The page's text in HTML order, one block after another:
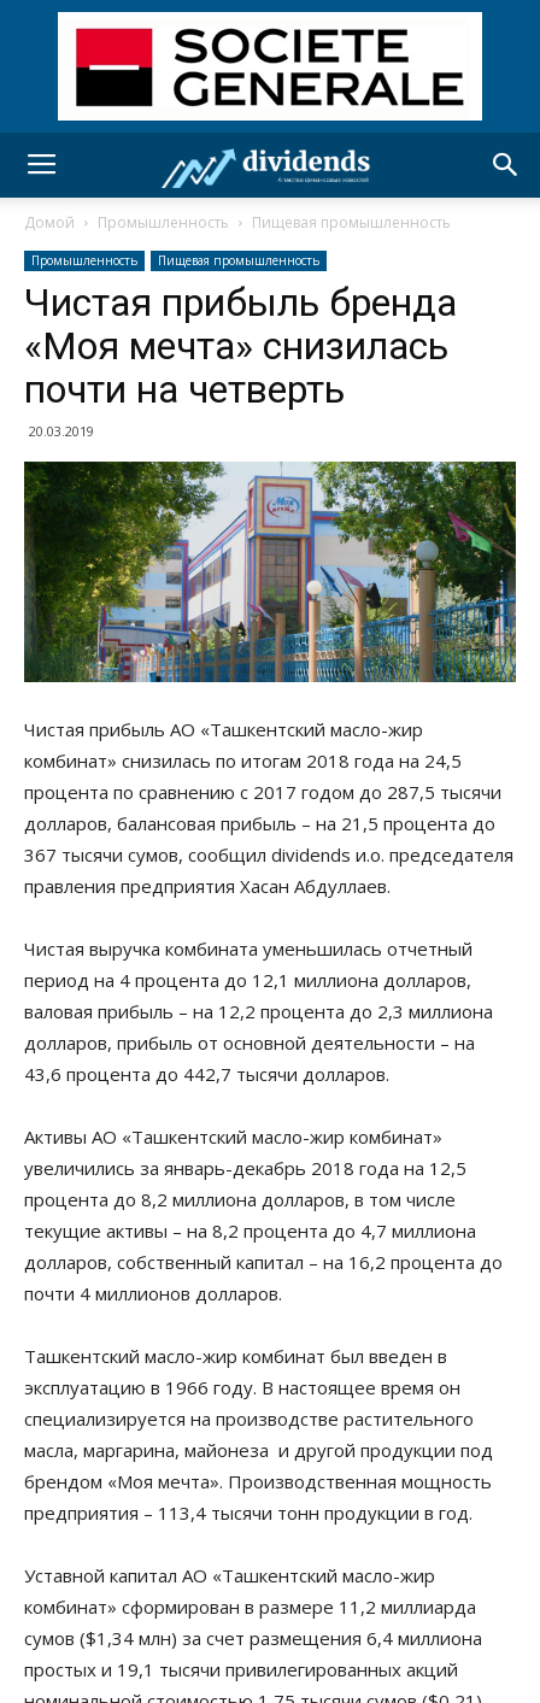
Домой Промышленность Пищевая промышленность
Промышленность Пищевая промышленность
Чистая прибыль бренда
«Моя мечта» снизилась
почти на четверть
20.03.2019
Чистая прибыль АО «Ташкентский масло-жир
комбинат» снизилась по итогам 2018 года на 24,5
процента по сравнению с 2017 годом до 287,5 тысячи
долларов, балансовая прибыль – на 21,5 процента до
367 тысячи сумов, сообщил dividends и.о. председателя
правления предприятия Хасан Абдуллаев.
Чистая выручка комбината уменьшилась отчетный
период на 4 процента до 12,1 миллиона долларов,
валовая прибыль – на 12,2 процента до 2,3 миллиона
долларов, прибыль от основной деятельности – на
43,6 процента до 442,7 тысячи долларов.
Активы АО «Ташкентский масло-жир комбинат»
увеличились за январь-декабрь 2018 года на 12,5
процента до 8,2 миллиона долларов, в том числе
текущие активы – на 8,2 процента до 4,7 миллиона
долларов, собственный капитал – на 16,2 процента до
почти 4 миллионов долларов.
Ташкентский масло-жир комбинат был введен в
эксплуатацию в 1966 году. В настоящее время он
специализируется на производстве растительного
масла, маргарина, майонеза и другой продукции под
брендом «Моя мечта». Производственная мощность
предприятия – 113,4 тысячи тонн продукции в год.
Уставной капитал АО «Ташкентский масло-жир
комбинат» сформирован в размере 11,2 миллиарда
сумов ($1,34 млн) за счет размещения 6,4 миллиона
простых и 19,1 тысячи привилегированных акций